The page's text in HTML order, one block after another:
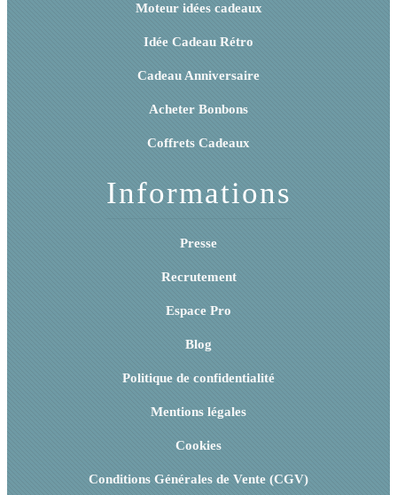
Moteur idées cadeaux
Idée Cadeau Rétro
Cadeau Anniversaire
Acheter Bonbons
Coffrets Cadeaux
Informations
Presse
Recrutement
Espace Pro
Blog
Politique de confidentialité
Mentions légales
Cookies
Conditions Générales de Vente (CGV)